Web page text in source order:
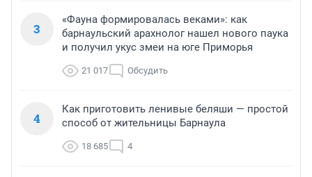
3
«Фауна формировалась веками»: как
барнаульский арахнолог нашел нового паука
и получил укус змеи на юге Приморья
21 017 Обсудить
4
Как приготовить ленивые беляши — простой
способ от жительницы Барнаула
18 685 4